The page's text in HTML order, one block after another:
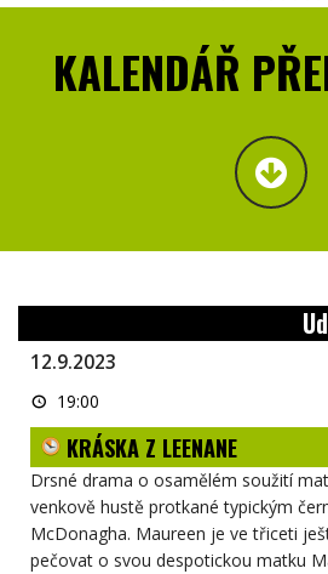
KALENDÁŘ
12.9.2023
KRÁSKA
Z
LEENANE
19:00
KRÁSKA Z LEENANE
Drsné drama o osamělém soužití
venkově hustě protkané typickým
McDonagha. Maureen je ve třiceti
pečovat o svou despotickou matku